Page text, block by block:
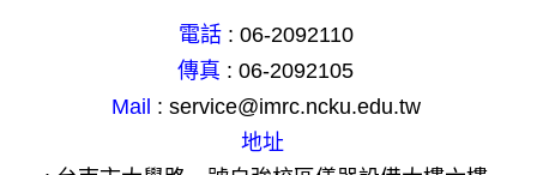
電話 : 06-2092110
傳真 : 06-2092105
Mail : service@imrc.ncku.edu.tw
地址